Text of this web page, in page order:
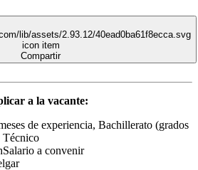
Compartir
a la vacante:
de experiencia, Bachillerato (grados
Técnico
Salario a convenir